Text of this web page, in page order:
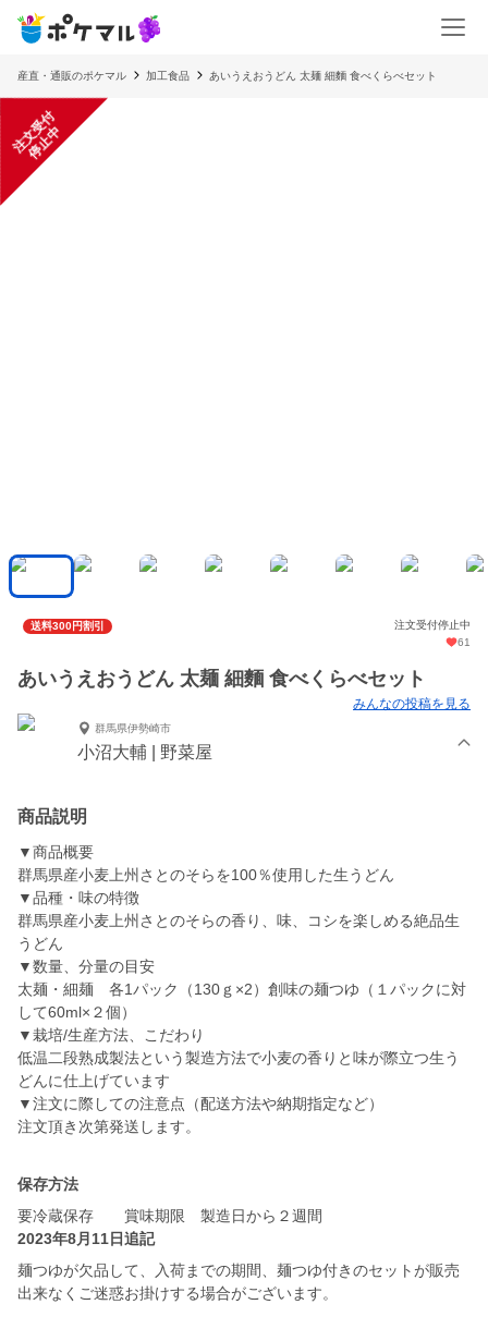
産直・通販のポケマル 加工食品 あいうえおうどん 太麺 細麵 食べくらべセット
注
文
受
付
停
止
中
送料300円割引
注文受付停止中
61
あいうえおうどん 太麺 細麵 食べくらべセット
みんなの投稿を見る
群馬県伊勢崎市
小沼大輔 | 野菜屋
商品説明
▼商品概要
群馬県産小麦上州さとのそらを100％使用した生うどん
▼品種・味の特徴
群馬県産小麦上州さとのそらの香り、味、コシを楽しめる絶品生
うどん
▼数量、分量の目安
太麺・細麺 各1パック（130ｇ×2）創味の麺つゆ（１パックに対
して60ml×２個）
▼栽培/生産方法、こだわり
低温二段熟成製法という製造方法で小麦の香りと味が際立つ生う
どんに仕上げています
▼注文に際しての注意点（配送方法や納期指定など）
注文頂き次第発送します。
保存方法
要冷蔵保存 賞味期限 製造日から２週間
2023年8月11日追記
麺つゆが欠品して、入荷までの期間、麺つゆ付きのセットが販売
出来なくご迷惑お掛けする場合がございます。